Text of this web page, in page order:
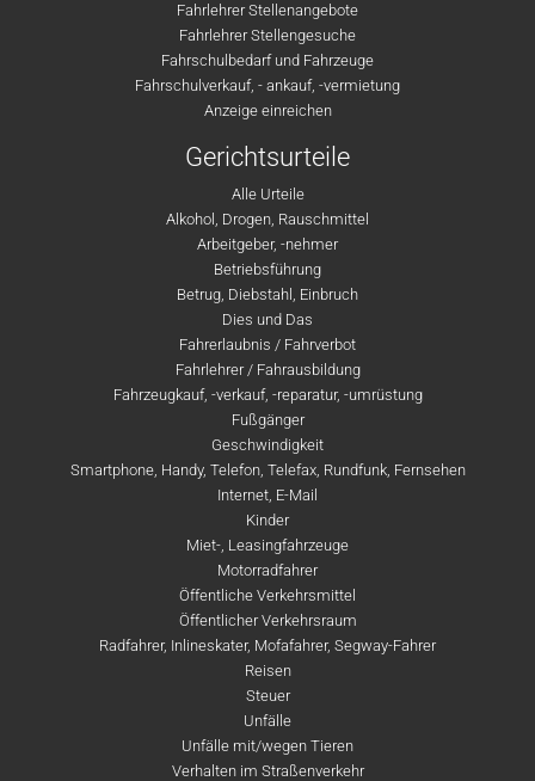
Fahrlehrer Stellenangebote
Fahrlehrer Stellengesuche
Fahrschulbedarf und Fahrzeuge
Fahrschulverkauf, - ankauf, -vermietung
Anzeige einreichen
Gerichtsurteile
Alle Urteile
Alkohol, Drogen, Rauschmittel
Arbeitgeber, -nehmer
Betriebsführung
Betrug, Diebstahl, Einbruch
Dies und Das
Fahrerlaubnis / Fahrverbot
Fahrlehrer / Fahrausbildung
Fahrzeugkauf, -verkauf, -reparatur, -umrüstung
Fußgänger
Geschwindigkeit
Smartphone, Handy, Telefon, Telefax, Rundfunk, Fernsehen
Internet, E-Mail
Kinder
Miet-, Leasingfahrzeuge
Motorradfahrer
Öffentliche Verkehrsmittel
Öffentlicher Verkehrsraum
Radfahrer, Inlineskater, Mofafahrer, Segway-Fahrer
Reisen
Steuer
Unfälle
Unfälle mit/wegen Tieren
Verhalten im Straßenverkehr